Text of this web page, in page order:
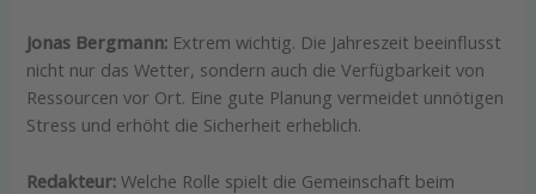
Jonas Bergmann: Extrem wichtig. Die Jahreszeit beeinflusst
nicht nur das Wetter, sondern auch die Verfügbarkeit von
Ressourcen vor Ort. Eine gute Planung vermeidet unnötigen
Stress und erhöht die Sicherheit erheblich.
Redakteur: Welche Rolle spielt die Gemeinschaft beim